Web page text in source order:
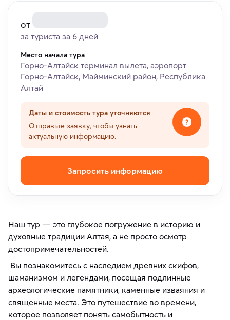
от
за туриста за 6 дней
Место начала тура
Горно-Алтайск терминал вылета, аэропорт
Горно-Алтайск, Майминский район, Республика
Алтай
Даты и стоимость тура уточняются
Отправьте заявку, чтобы узнать
актуальную информацию.
Запросить информацию
Наш тур — это глубокое погружение в историю и
духовные традиции Алтая, а не просто осмотр
достопримечательностей.
Вы познакомитесь с наследием древних скифов,
шаманизмом и легендами, посещая подлинные
археологические памятники, каменные изваяния и
священные места. Это путешествие во времени,
которое позволяет понять самобытность и